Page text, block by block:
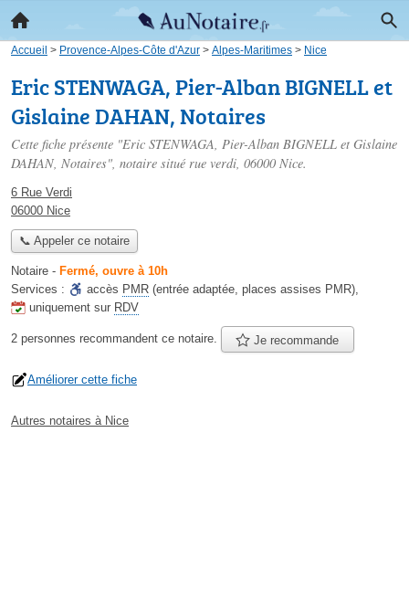
Accueil > Provence-Alpes-Côte d'Azur > Alpes-Maritimes > Nice
Eric STENWAGA, Pier-Alban BIGNELL et
Gislaine DAHAN, Notaires
Cette fiche présente "Eric STENWAGA, Pier-Alban BIGNELL et Gislaine
DAHAN, Notaires", notaire situé rue verdi, 06000 Nice.
6 Rue Verdi
06000 Nice
📞 Appeler ce notaire
Notaire - Fermé, ouvre à 10h
Services :
accès PMR (entrée adaptée, places assises PMR),
uniquement sur RDV
2 personnes recommandent ce notaire. Je recommande
Améliorer cette fiche
Autres notaires à Nice